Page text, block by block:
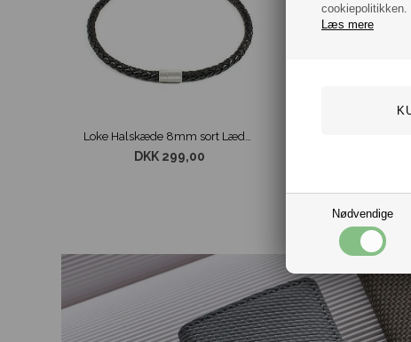
cookiepolitikken.
Læs mere
Nødvendige
Loke Halskæde 8mm sort Læder
DKK 299,00